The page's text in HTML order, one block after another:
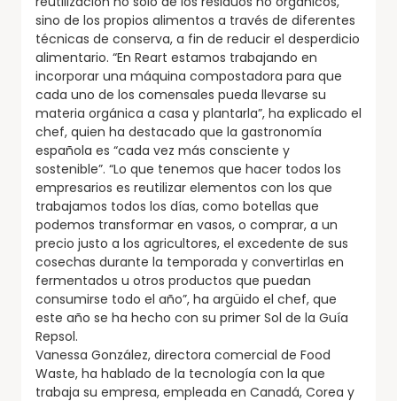
sino de los propios alimentos a través de diferentes
técnicas de conserva, a fin de reducir el desperdicio
alimentario. “En Reart estamos trabajando en
incorporar una máquina compostadora para que
cada uno de los comensales pueda llevarse su
materia orgánica a casa y plantarla”, ha explicado el
chef, quien ha destacado que la gastronomía
española es “cada vez más consciente y
sostenible”. “Lo que tenemos que hacer todos los
empresarios es reutilizar elementos con los que
trabajamos todos los días, como botellas que
podemos transformar en vasos, o comprar, a un
precio justo a los agricultores, el excedente de sus
cosechas durante la temporada y convertirlas en
fermentados u otros productos que puedan
consumirse todo el año”, ha argüido el chef, que
este año se ha hecho con su primer Sol de la Guía
Repsol.
Vanessa González, directora comercial de Food
Waste, ha hablado de la tecnología con la que
trabaja su empresa, empleada en Canadá, Corea y